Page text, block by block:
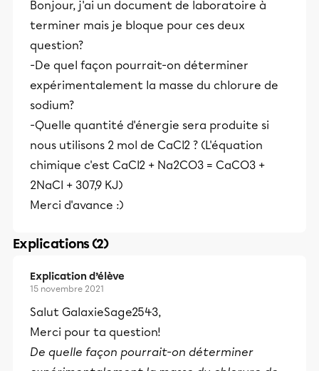
Bonjour, j'ai un document de laboratoire à
terminer mais je bloque pour ces deux
question?
-De quel façon pourrait-on déterminer
expérimentalement la masse du chlorure de
sodium?
-Quelle quantité d'énergie sera produite si
nous utilisons 2 mol de CaCl2 ? (L'équation
chimique c'est CaCl2 + Na2CO3 = CaCO3 +
2NaCl + 307,9 KJ)
Merci d'avance :)
Explications (2)
Explication d’élève
15 novembre 2021
Salut GalaxieSage2543,
Merci pour ta question!
De quelle façon pourrait-on déterminer